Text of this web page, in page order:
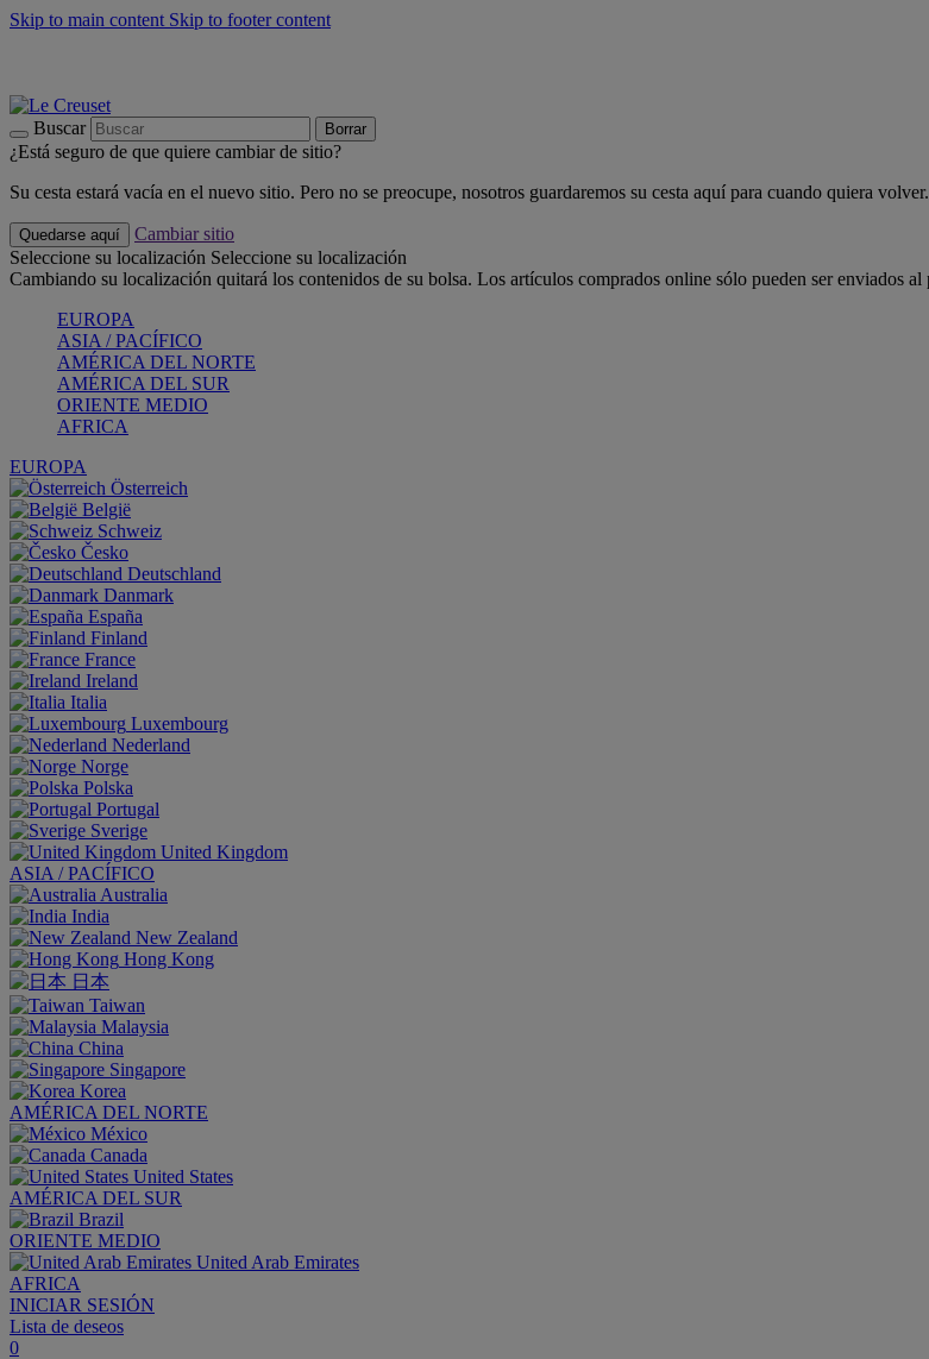
Skip to main content Skip to footer content
Buscar Borrar
¿Está seguro de que quiere cambiar de sitio?
Su cesta estará vacía en el nuevo sitio. Pero no se preocupe, nosotros guardaremos su cesta aquí para cuando quiera volver.
Quedarse aquí
Cambiar sitio
Seleccione su localización Seleccione su localización
Cambiando su localización quitará los contenidos de su bolsa. Los artículos comprados online sólo pueden ser enviados al
EUROPA
ASIA / PACÍFICO
AMÉRICA DEL NORTE
AMÉRICA DEL SUR
ORIENTE MEDIO
AFRICA
EUROPA
Österreich
België
Schweiz
Česko
Deutschland
Danmark
España
Finland
France
Ireland
Italia
Luxembourg
Nederland
Norge
Polska
Portugal
Sverige
United Kingdom
ASIA / PACÍFICO
Australia
India
New Zealand
Hong Kong
日本
Taiwan
Malaysia
China
Singapore
Korea
AMÉRICA DEL NORTE
México
Canada
United States
AMÉRICA DEL SUR
Brazil
ORIENTE MEDIO
United Arab Emirates
AFRICA
INICIAR SESIÓN
Lista de deseos
0